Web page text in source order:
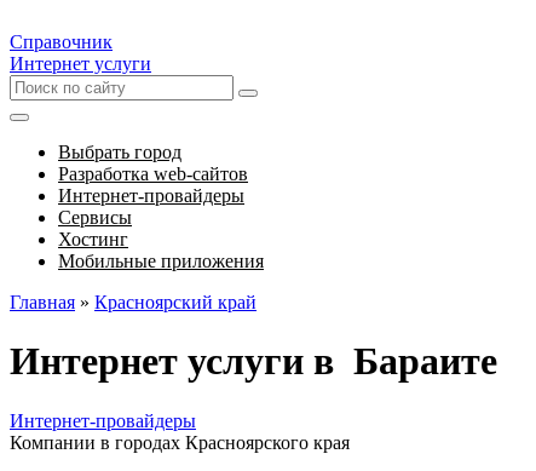
Справочник
Интернет услуги
Выбрать город
Разработка web-сайтов
Интернет-провайдеры
Сервисы
Хостинг
Мобильные приложения
Главная » Красноярский край
Интернет услуги в Бараите
Интернет-провайдеры
Компании в городах Красноярского края